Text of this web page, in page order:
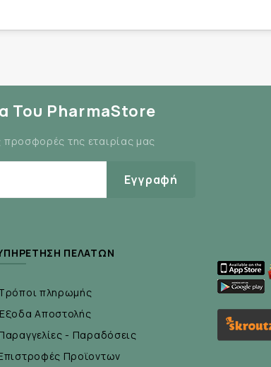
Του PharmaStore
της εταιρίας μας
Εγγραφή
ΠΕΛΑΤΏΝ
πληρωμής
Αποστολής
- Παραδόσεις
Προϊοντων